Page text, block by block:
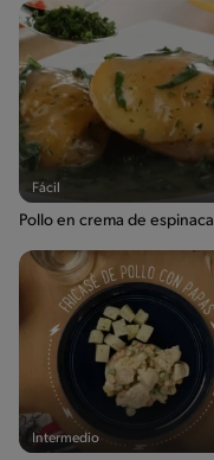
Fácil
Pollo en crema de espinaca
Intermedio